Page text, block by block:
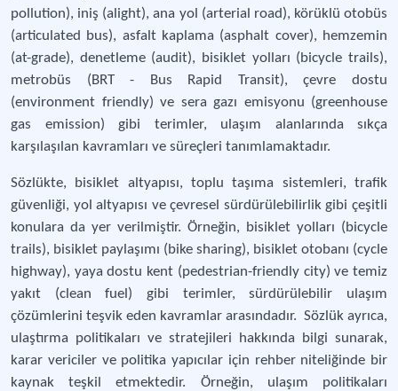
pollution), iniş (alight), ana yol (arterial road), körüklü otobüs
(articulated bus), asfalt kaplama (asphalt cover), hemzemin
(at-grade), denetleme (audit), bisiklet yolları (bicycle trails),
metrobüs (BRT - Bus Rapid Transit), çevre dostu
(environment friendly) ve sera gazı emisyonu (greenhouse
gas emission) gibi terimler, ulaşım alanlarında sıkça
karşılaşılan kavramları ve süreçleri tanımlamaktadır.
Sözlükte, bisiklet altyapısı, toplu taşıma sistemleri, trafik
güvenliği, yol altyapısı ve çevresel sürdürülebilirlik gibi çeşitli
konulara da yer verilmiştir. Örneğin, bisiklet yolları (bicycle
trails), bisiklet paylaşımı (bike sharing), bisiklet otobanı (cycle
highway), yaya dostu kent (pedestrian-friendly city) ve temiz
yakıt (clean fuel) gibi terimler, sürdürülebilir ulaşım
çözümlerini teşvik eden kavramlar arasındadır. Sözlük ayrıca,
ulaştırma politikaları ve stratejileri hakkında bilgi sunarak,
karar vericiler ve politika yapıcılar için rehber niteliğinde bir
kaynak teşkil etmektedir. Örneğin, ulaşım politikaları